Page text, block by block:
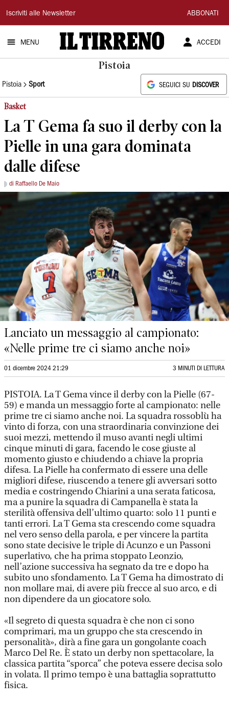
Il
Tirreno
Iscriviti alle Newsletter ABBONATI
MENU ACCEDI
Pistoia
Pistoia Sport SEGUICI SU DISCOVER
Basket
La T Gema fa suo il derby con la
Pielle in una gara dominata
dalle difese
di Raffaello De Maio
Lanciato un messaggio al campionato:
«Nelle prime tre ci siamo anche noi»
01 dicembre 2024 21:29 3 MINUTI DI LETTURA
PISTOIA. La T Gema vince il derby con la Pielle (67-
59) e manda un messaggio forte al campionato: nelle
prime tre ci siamo anche noi. La squadra rossoblù ha
vinto di forza, con una straordinaria convinzione dei
suoi mezzi, mettendo il muso avanti negli ultimi
cinque minuti di gara, facendo le cose giuste al
momento giusto e chiudendo a chiave la propria
difesa. La Pielle ha confermato di essere una delle
migliori difese, riuscendo a tenere gli avversari sotto
media e costringendo Chiarini a una serata faticosa,
ma a punire la squadra di Campanella è stata la
sterilità offensiva dell’ultimo quarto: solo 11 punti e
tanti errori. La T Gema sta crescendo come squadra
nel vero senso della parola, e per vincere la partita
sono state decisive le triple di Acunzo e un Passoni
superlativo, che ha prima stoppato Leonzio,
nell’azione successiva ha segnato da tre e dopo ha
subito uno sfondamento. La T Gema ha dimostrato di
non mollare mai, di avere più frecce al suo arco, e di
non dipendere da un giocatore solo.
«Il segreto di questa squadra è che non ci sono
comprimari, ma un gruppo che sta crescendo in
personalità», dirà a fine gara un gongolante coach
Marco Del Re. È stato un derby non spettacolare, la
classica partita “sporca” che poteva essere decisa solo
in volata. Il primo tempo è una battaglia soprattutto
fisica.